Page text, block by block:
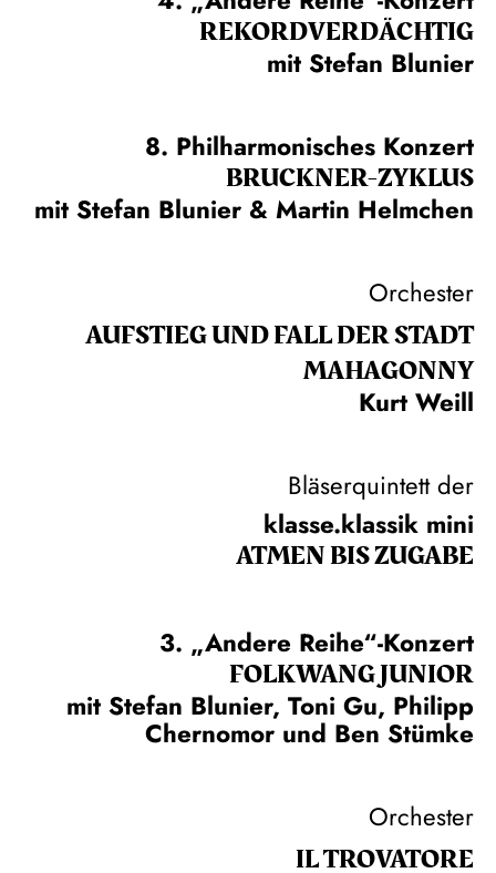
REKORD­VERDÄCHTIG
mit Stefan Blunier
8. Philharmonisches Konzert
BRUCKNER-ZYKLUS
mit Stefan Blunier & Martin Helmchen
Orchester
AUFSTIEG UND FALL DER STADT
MAHAGONNY
Kurt Weill
Bläserquintett der
klasse.klassik mini
ATMEN BIS ZUGABE
3. „Andere Reihe“-Konzert
FOLKWANG JUNIOR
mit Stefan Blunier, Toni Gu, Philipp
Chernomor und Ben Stümke
Orchester
IL TROVA­TORE